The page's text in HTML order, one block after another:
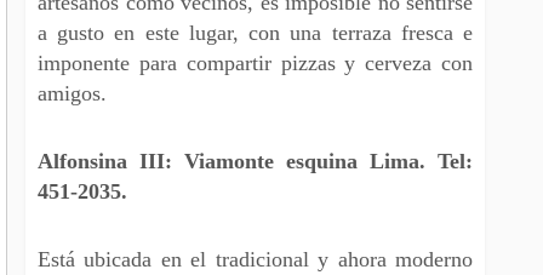
a gusto en este lugar, con una terraza fresca e
imponente para compartir pizzas y cerveza con
amigos.
Alfonsina III: Viamonte esquina Lima. Tel:
451-2035.
Está ubicada en el tradicional y ahora moderno